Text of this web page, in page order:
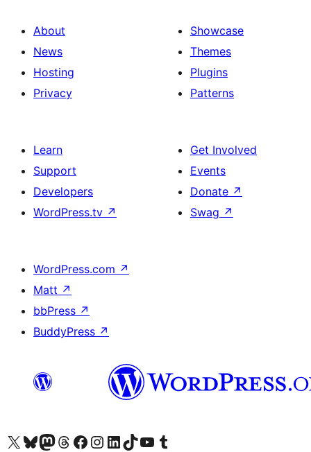
About
News
Hosting
Privacy
Showcase
Themes
Plugins
Patterns
Learn
Support
Developers
WordPress.tv ↗
Get Involved
Events
Donate ↗
Swag ↗
WordPress.com ↗
Matt ↗
bbPress ↗
BuddyPress ↗
Visit our X (formerly Twitter) account
Visit our Bluesky account
Visit our Mastodon account
Visit our Threads account
Visit our Facebook page
Visit our Instagram account
Visit our LinkedIn account
Visit our TikTok account
Visit our YouTube channel
Visit our Tumblr account